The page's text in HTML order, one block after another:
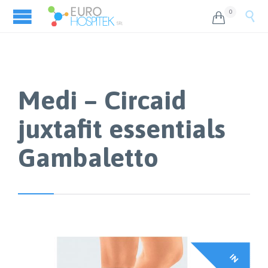
 0 
Medi – Circaid
juxtafit essentials
Gambaletto
I
N
F
F
E
R
T
A